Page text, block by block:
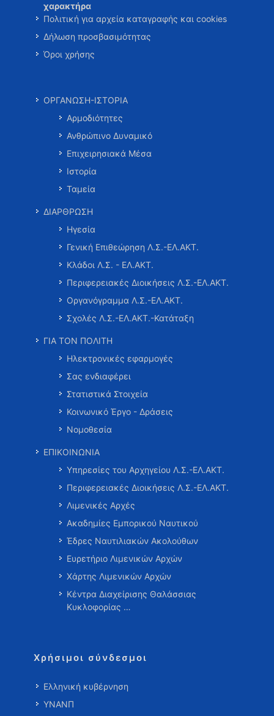
χαρακτήρα
Πολιτική για αρχεία καταγραφής και cookies
Δήλωση προσβασιμότητας
Όροι χρήσης
ΟΡΓΑΝΩΣΗ-ΙΣΤΟΡΙΑ
Αρμοδιότητες
Ανθρώπινο Δυναμικό
Επιχειρησιακά Μέσα
Ιστορία
Ταμεία
ΔΙΑΡΘΡΩΣΗ
Ηγεσία
Γενική Επιθεώρηση Λ.Σ.-ΕΛ.ΑΚΤ.
Κλάδοι Λ.Σ. - ΕΛ.ΑΚΤ.
Περιφερειακές Διοικήσεις Λ.Σ.-ΕΛ.ΑΚΤ.
Οργανόγραμμα Λ.Σ.-ΕΛ.ΑΚΤ.
Σχολές Λ.Σ.-ΕΛ.ΑΚΤ.-Κατάταξη
ΓΙΑ ΤΟΝ ΠΟΛΙΤΗ
Ηλεκτρονικές εφαρμογές
Σας ενδιαφέρει
Στατιστικά Στοιχεία
Κοινωνικό Έργο - Δράσεις
Νομοθεσία
ΕΠΙΚΟΙΝΩΝΙΑ
Υπηρεσίες του Αρχηγείου Λ.Σ.-ΕΛ.ΑΚΤ.
Περιφερειακές Διοικήσεις Λ.Σ.-ΕΛ.ΑΚΤ.
Λιμενικές Αρχές
Ακαδημίες Εμπορικού Ναυτικού
Έδρες Ναυτιλιακών Ακολούθων
Ευρετήριο Λιμενικών Αρχών
Χάρτης Λιμενικών Αρχών
Κέντρα Διαχείρισης Θαλάσσιας
Κυκλοφορίας …
Χρήσιμοι σύνδεσμοι
Ελληνική κυβέρνηση
ΥΝΑΝΠ